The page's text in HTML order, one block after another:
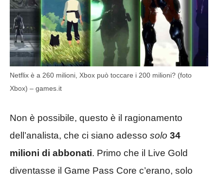
Netflix è a 260 milioni, Xbox può toccare i 200 milioni? (foto
Xbox) – games.it
Non è possibile, questo è il ragionamento
dell’analista, che ci siano adesso solo 34
milioni di abbonati. Primo che il Live Gold
diventasse il Game Pass Core c’erano, solo